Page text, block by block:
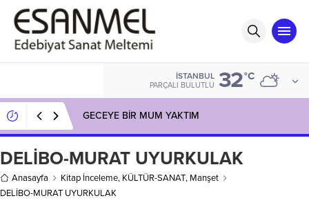
İSTANBUL
PARÇALI BULUTLU 32°C
GECEYE BİR MUM YAKTIM
DELİBO-MURAT UYURKULAK
Anasayfa Kitap İnceleme, KÜLTÜR-SANAT, Manşet
DELİBO-MURAT UYURKULAK